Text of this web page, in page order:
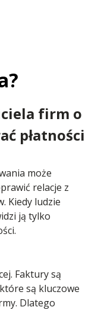
firm o
płatności
może
relacje z
Kiedy ludzie
ją tylko
Faktury są
są kluczowe
Dlatego